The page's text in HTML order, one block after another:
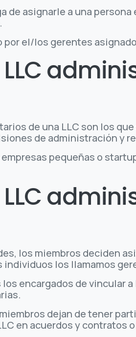
de asignarle a una
el/los gerentes
de una LLC son los
de administración y
pequeñas o
los miembros deciden
los llamamos
encargados de vincular
dejan de tener
en acuerdos y contratos